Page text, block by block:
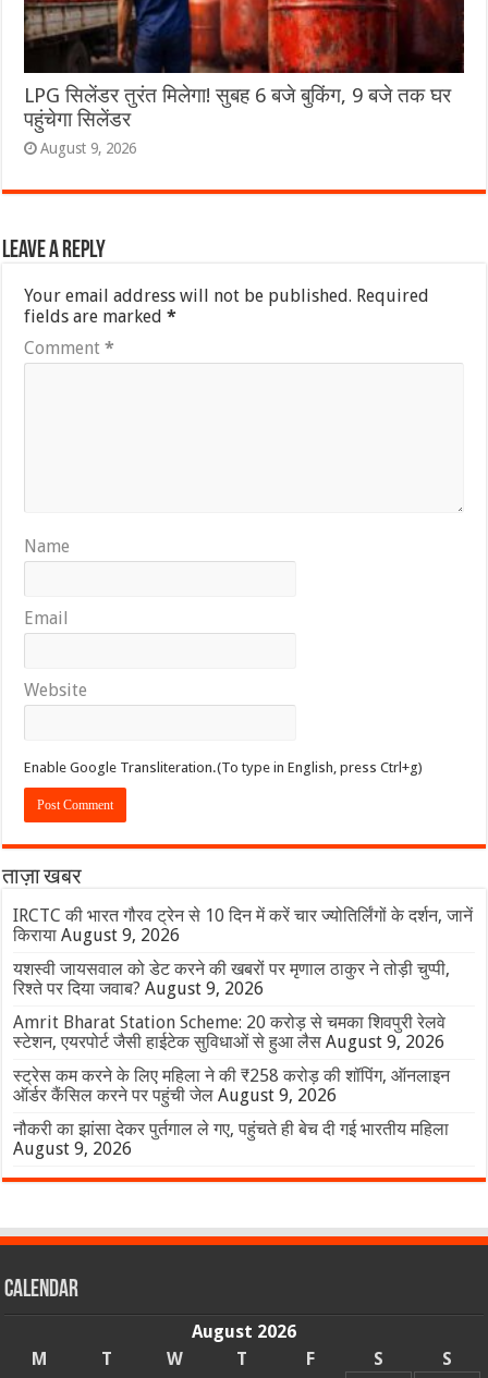
LPG सिलेंडर तुरंत मिलेगा! सुबह 6 बजे बुकिंग, 9 बजे तक घर
पहुंचेगा सिलेंडर
August 9, 2026
Leave a Reply
Your email address will not be published. Required
fields are marked*
Comment*
Name
Email
Website
Enable Google Transliteration.(To type in English, press Ctrl+g)
ताज़ा खबर
IRCTC की भारत गौरव ट्रेन से 10 दिन में करें चार ज्योतिर्लिंगों के दर्शन, जानें
किराया August 9, 2026
यशस्वी जायसवाल को डेट करने की खबरों पर मृणाल ठाकुर ने तोड़ी चुप्पी,
रिश्ते पर दिया जवाब? August 9, 2026
Amrit Bharat Station Scheme: 20 करोड़ से चमका शिवपुरी रेलवे
स्टेशन, एयरपोर्ट जैसी हाईटेक सुविधाओं से हुआ लैस August 9, 2026
स्ट्रेस कम करने के लिए महिला ने की ₹258 करोड़ की शॉपिंग, ऑनलाइन
ऑर्डर कैंसिल करने पर पहुंची जेल August 9, 2026
नौकरी का झांसा देकर पुर्तगाल ले गए, पहुंचते ही बेच दी गई भारतीय महिला
August 9, 2026
Calendar
August 2026
M
T W T F S
S